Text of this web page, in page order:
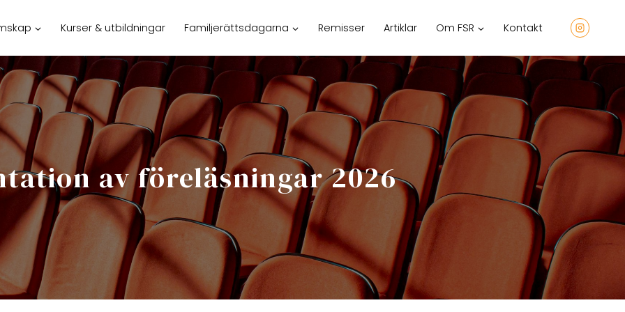
Kurser & utbildningar Familjerättsdagarna Remisser Artiklar Om FSR Kontakt
av föreläsningar 2026